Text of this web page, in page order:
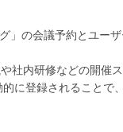
」の会議予約とユー
社内研修などの開催
に登録されることで